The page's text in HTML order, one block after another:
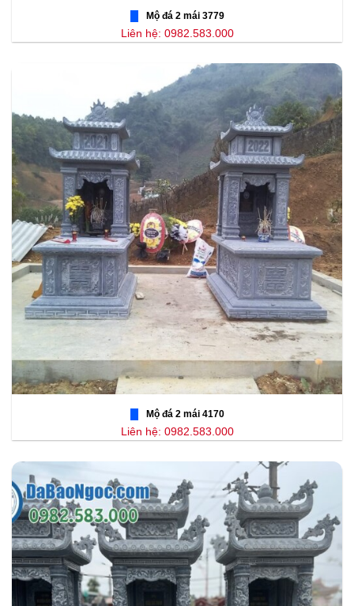
Mộ đá 2 mái 3779
Liên hệ: 0982.583.000
Mộ đá 2 mái 4170
Liên hệ: 0982.583.000